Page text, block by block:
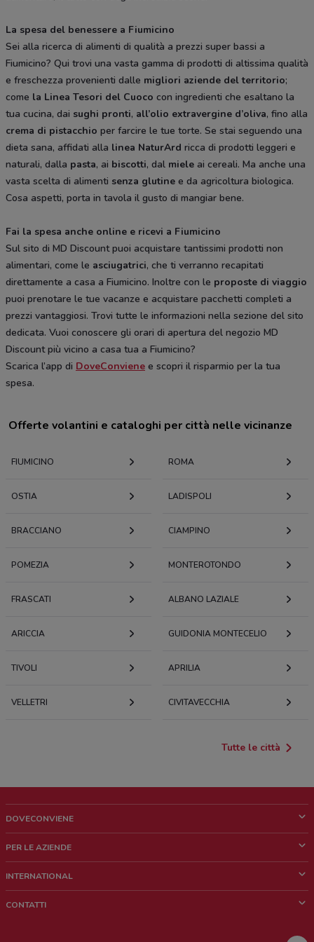
La spesa del benessere a Fiumicino
Sei alla ricerca di alimenti di qualità a prezzi super bassi a
Fiumicino? Qui trovi una vasta gamma di prodotti di altissima qualità
e freschezza provenienti dalle migliori aziende del territorio;
come la Linea Tesori del Cuoco con ingredienti che esaltano la
tua cucina, dai sughi pronti, all’olio extravergine d’oliva, fino alla
crema di pistacchio per farcire le tue torte. Se stai seguendo una
dieta sana, affidati alla linea NaturArd ricca di prodotti leggeri e
naturali, dalla pasta, ai biscotti, dal miele ai cereali. Ma anche una
vasta scelta di alimenti senza glutine e da agricoltura biologica.
Cosa aspetti, porta in tavola il gusto di mangiar bene.
Fai la spesa anche online e ricevi a Fiumicino
Sul sito di MD Discount puoi acquistare tantissimi prodotti non
alimentari, come le asciugatrici, che ti verranno recapitati
direttamente a casa a Fiumicino. Inoltre con le proposte di viaggio
puoi prenotare le tue vacanze e acquistare pacchetti completi a
prezzi vantaggiosi. Trovi tutte le informazioni nella sezione del sito
dedicata. Vuoi conoscere gli orari di apertura del negozio MD
Discount più vicino a casa tua a Fiumicino?
Scarica l’app di DoveConviene e scopri il risparmio per la tua
spesa.
Offerte volantini e cataloghi per città nelle vicinanze
FIUMICINO ROMA
OSTIA LADISPOLI
BRACCIANO CIAMPINO
POMEZIA MONTEROTONDO
FRASCATI ALBANO LAZIALE
ARICCIA GUIDONIA MONTECELIO
TIVOLI APRILIA
VELLETRI CIVITAVECCHIA
Tutte le città
DOVECONVIENE
Chi siamo
Lavora con noi
PER LE AZIENDE
Richieste commerciali e marketing
INTERNATIONAL
CONTATTI